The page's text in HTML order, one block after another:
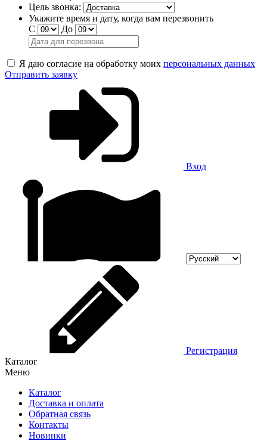
Цель звонка:
Укажите время и дату, когда вам перезвонить
С
До
Я даю согласие на обработку моих персональных данных
Отправить заявку
Вход
Регистрация
Каталог
Меню
Каталог
Доставка и оплата
Обратная связь
Контакты
Новинки